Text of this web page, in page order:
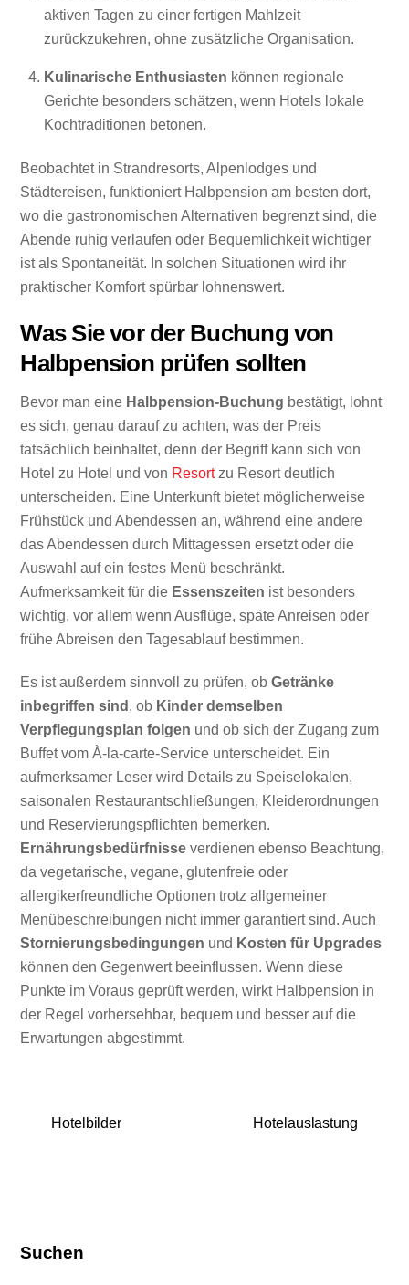
aktiven Tagen zu einer fertigen Mahlzeit
zurückzukehren, ohne zusätzliche Organisation.
Kulinarische Enthusiasten können regionale
Gerichte besonders schätzen, wenn Hotels lokale
Kochtraditionen betonen.
Beobachtet in Strandresorts, Alpenlodges und
Städtereisen, funktioniert Halbpension am besten dort,
wo die gastronomischen Alternativen begrenzt sind, die
Abende ruhig verlaufen oder Bequemlichkeit wichtiger
ist als Spontaneität. In solchen Situationen wird ihr
praktischer Komfort spürbar lohnenswert.
Was Sie vor der Buchung von
Halbpension prüfen sollten
Bevor man eine Halbpension-Buchung bestätigt, lohnt
es sich, genau darauf zu achten, was der Preis
tatsächlich beinhaltet, denn der Begriff kann sich von
Hotel zu Hotel und von Resortzu Resort deutlich
unterscheiden. Eine Unterkunft bietet möglicherweise
Frühstück und Abendessen an, während eine andere
das Abendessen durch Mittagessen ersetzt oder die
Auswahl auf ein festes Menü beschränkt.
Aufmerksamkeit für die Essenszeiten ist besonders
wichtig, vor allem wenn Ausflüge, späte Anreisen oder
frühe Abreisen den Tagesablauf bestimmen.
Es ist außerdem sinnvoll zu prüfen, obGetränke
inbegriffen sind , ob Kinder demselben
Verpflegungsplan folgen und ob sich der Zugang zum
Buffet vom À-la-carte-Service unterscheidet. Ein
aufmerksamer Leser wird Details zu Speiselokalen,
saisonalen Restaurantschließungen, Kleiderordnungen
und Reservierungspflichten bemerken.
Ernährungsbedürfnisse verdienen ebenso Beachtung,
da vegetarische, vegane, glutenfreie oder
allergikerfreundliche Optionen trotz allgemeiner
Menübeschreibungen nicht immer garantiert sind. Auch
Stornierungsbedingungen und Kosten für Upgrades
können den Gegenwert beeinflussen. Wenn diese
Punkte im Voraus geprüft werden, wirkt Halbpension in
der Regel vorhersehbar, bequem und besser auf die
Erwartungen abgestimmt.
Hotelbilder Hotelauslastung
Suchen